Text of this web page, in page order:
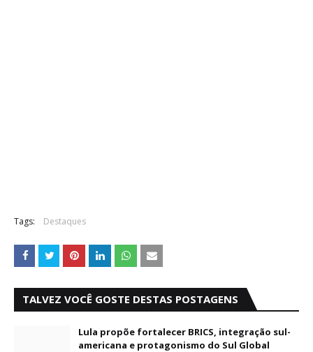
Tags: Destaques
TALVEZ VOCÊ GOSTE DESTAS POSTAGENS
Lula propõe fortalecer BRICS, integração sul-
americana e protagonismo do Sul Global